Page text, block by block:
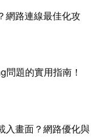
網路連線最佳化攻
問題的實用指南！
入畫面？網路優化與